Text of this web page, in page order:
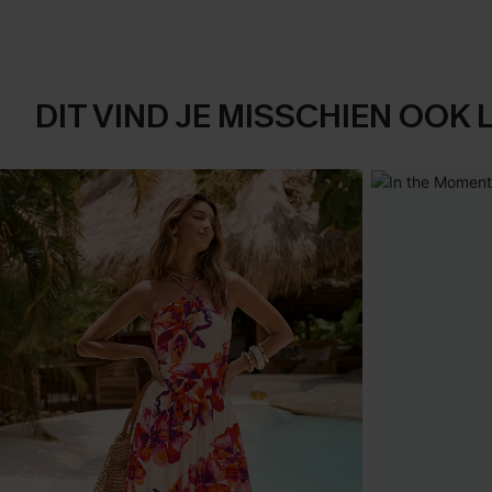
DIT VIND JE MISSCHIEN OOK